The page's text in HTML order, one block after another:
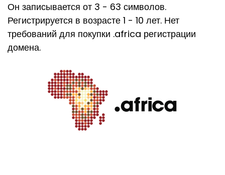
Он записывается от 3 - 63 символов.
Регистрируется в возрасте 1 - 10 лет. Нет
требований для покупки .africa регистрации
домена.